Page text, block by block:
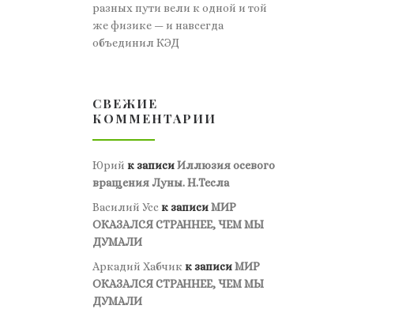
разных пути вели к одной и той
же физике — и навсегда
объединил КЭД
СВЕЖИЕ
КОММЕНТАРИИ
Юрий к записиИллюзия осевого
вращения Луны. Н.Тесла
Василий Усс к записиМИР
ОКАЗАЛСЯ СТРАННЕЕ, ЧЕМ МЫ
ДУМАЛИ
Аркадий Хабчик к записиМИР
ОКАЗАЛСЯ СТРАННЕЕ, ЧЕМ МЫ
ДУМАЛИ